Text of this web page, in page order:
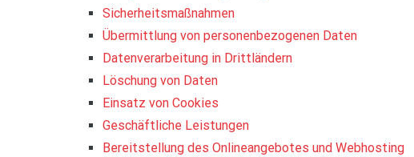
Sicherheitsmaßnahmen
Übermittlung von personenbezogenen Daten
Datenverarbeitung in Drittländern
Löschung von Daten
Einsatz von Cookies
Geschäftliche Leistungen
Bereitstellung des Onlineangebotes und Webhosting